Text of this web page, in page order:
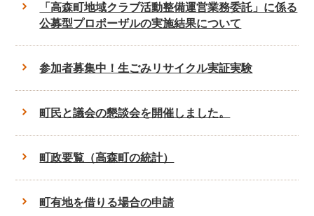
「高森町地域クラブ活動整備運営業務委託」に係る
公募型プロポーザルの実施結果について
参加者募集中！生ごみリサイクル実証実験
町民と議会の懇談会を開催しました。
町政要覧（高森町の統計）
町有地を借りる場合の申請